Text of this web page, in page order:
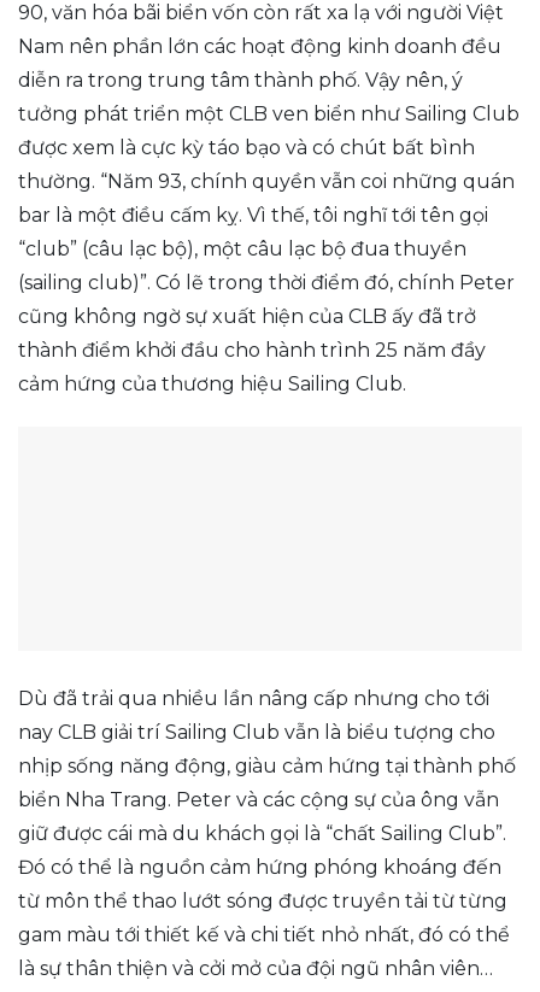
90, văn hóa bãi biển vốn còn rất xa lạ với người Việt
Nam nên phần lớn các hoạt động kinh doanh đều
diễn ra trong trung tâm thành phố. Vậy nên, ý
tưởng phát triển một CLB ven biển như Sailing Club
được xem là cực kỳ táo bạo và có chút bất bình
thường. “Năm 93, chính quyền vẫn coi những quán
bar là một điều cấm kỵ. Vì thế, tôi nghĩ tới tên gọi
“club” (câu lạc bộ), một câu lạc bộ đua thuyền
(sailing club)”. Có lẽ trong thời điểm đó, chính Peter
cũng không ngờ sự xuất hiện của CLB ấy đã trở
thành điểm khởi đầu cho hành trình 25 năm đầy
cảm hứng của thương hiệu Sailing Club.
Dù đã trải qua nhiều lần nâng cấp nhưng cho tới
nay CLB giải trí Sailing Club vẫn là biểu tượng cho
nhịp sống năng động, giàu cảm hứng tại thành phố
biển Nha Trang. Peter và các cộng sự của ông vẫn
giữ được cái mà du khách gọi là “chất Sailing Club”.
Đó có thể là nguồn cảm hứng phóng khoáng đến
từ môn thể thao lướt sóng được truyền tải từ từng
gam màu tới thiết kế và chi tiết nhỏ nhất, đó có thể
là sự thân thiện và cởi mở của đội ngũ nhân viên…